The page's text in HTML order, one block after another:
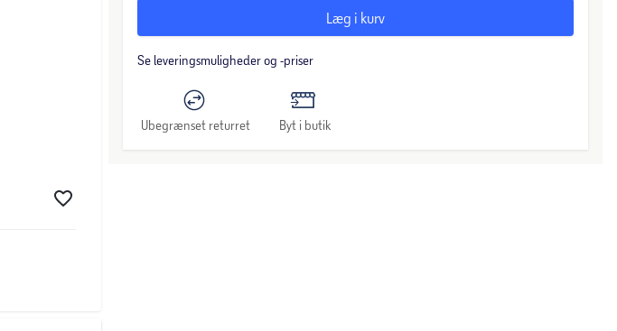
Læg i kurv
Se leveringsmuligheder og -priser
Ubegrænset returret Byt i butik